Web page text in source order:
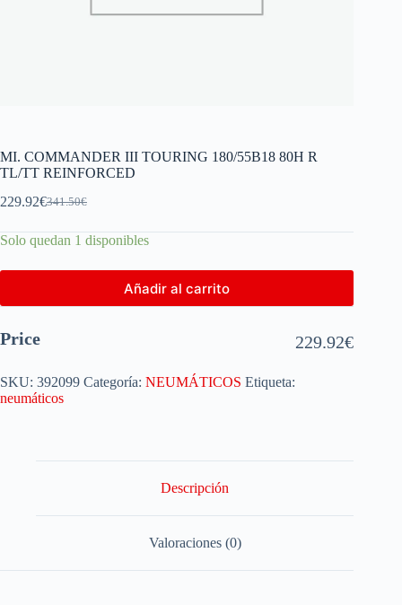
MI. COMMANDER III TOURING 180/55B18 80H R
TL/TT REINFORCED
341.50€
229.92€
Solo quedan 1 disponibles
Añadir al carrito
Price 229.92€
SKU: 392099 Categoría: NEUMÁTICOS Etiqueta:
neumáticos
Descripción
Valoraciones (0)